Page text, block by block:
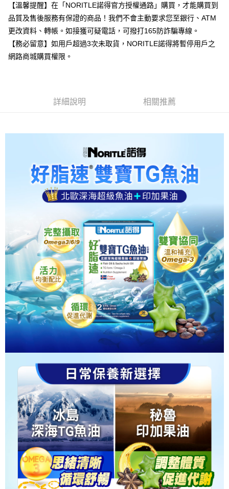
7-11取貨付款
每筆NT$60，滿NT$999(含以上)免運費
付款後7-11取貨
每筆NT$60，滿NT$999(含以上)免運費
【溫馨提醒】在「NORITLE諾得官方授權通路」購買，才能購買到
品質及售後服務有保證的商品！我們不會主動要求您至銀行、ATM
更改資料、轉帳。如接獲可疑電話，可撥打165防詐騙專線。
【務必留意】如用戶超過3次未取貨，NORITLE諾得將暫停用戶之
網路商城購買權限。
詳細說明 相關推薦